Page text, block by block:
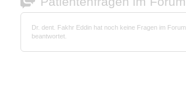
Dr. dent. Fakhr Eddin hat noch keine Fragen im Forum
beantwortet.